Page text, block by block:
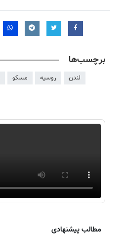
برچسب‌ها
لندن روسیه مسکو
مطالب پیشنهادی